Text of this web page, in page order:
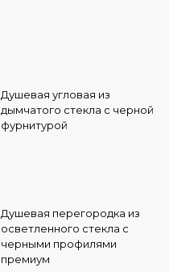
Душевая угловая из
дымчатого стекла с черной
фурнитурой
Душевая перегородка из
осветленного стекла с
черными профилями
премиум